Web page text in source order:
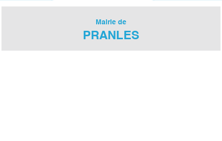
Mairie de
PRANLES